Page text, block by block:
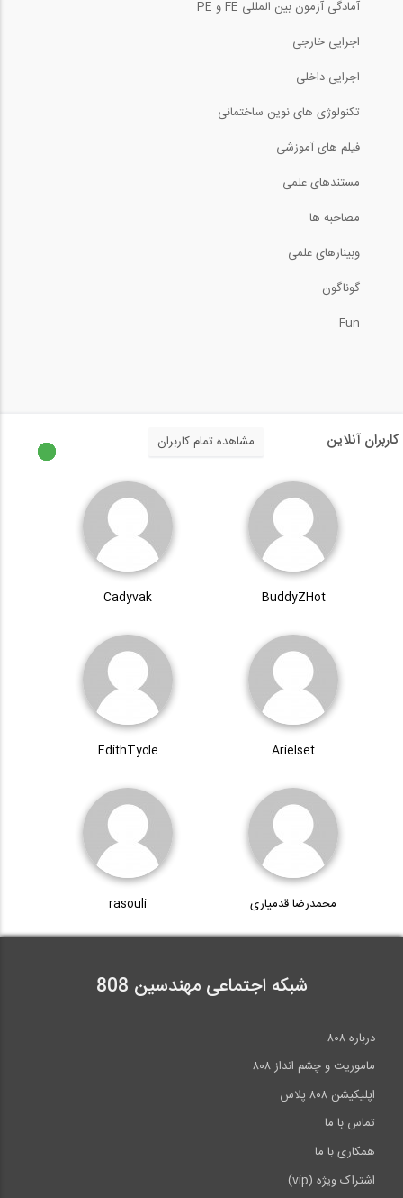
آمادگی آزمون بین المللی FE و PE
اجرایی خارجی
اجرایی داخلی
تکنولوژی های نوین ساختمانی
فیلم های آموزشی
مستندهای علمی
مصاحبه ها
وبینارهای علمی
گوناگون
Fun
کاربران آنلاین مشاهده تمام کاربران
BuddyZHot
Cadyvak
Arielset
EdithTycle
محمدرضا قدمیاری rasouli
شبکه اجتماعی مهندسین 808
درباره ۸۰۸
ماموریت و چشم انداز ۸۰۸
اپلیکیشن ۸۰۸ پلاس
تماس با ما
همکاری با ما
اشتراک ویژه (vip)